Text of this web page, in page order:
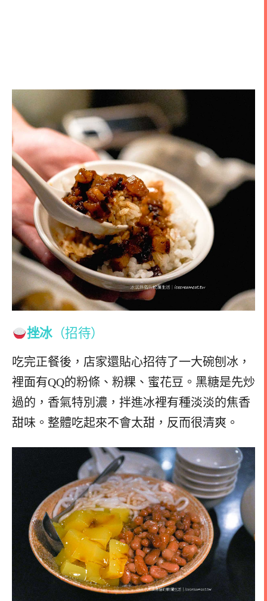
挫冰（招待）
吃完正餐後，店家還貼心招待了一大碗刨冰，
裡面有QQ的粉條、粉粿、蜜花豆。黑糖是先炒
過的，香氣特別濃，拌進冰裡有種淡淡的焦香
甜味。整體吃起來不會太甜，反而很清爽。